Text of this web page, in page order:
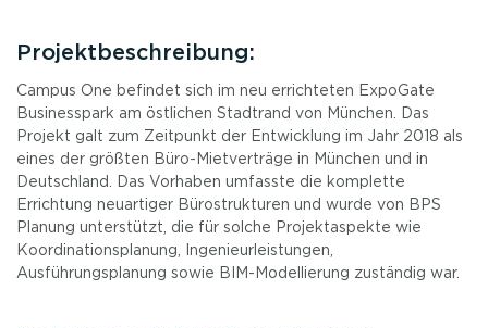
Projektbeschreibung:
Campus One befindet sich im neu errichteten ExpoGate
Businesspark am östlichen Stadtrand von München. Das
Projekt galt zum Zeitpunkt der Entwicklung im Jahr 2018 als
eines der größten Büro-Mietverträge in München und in
Deutschland. Das Vorhaben umfasste die komplette
Errichtung neuartiger Bürostrukturen und wurde von BPS
Planung unterstützt, die für solche Projektaspekte wie
Koordinationsplanung, Ingenieurleistungen,
Ausführungsplanung sowie BIM-Modellierung zuständig war.